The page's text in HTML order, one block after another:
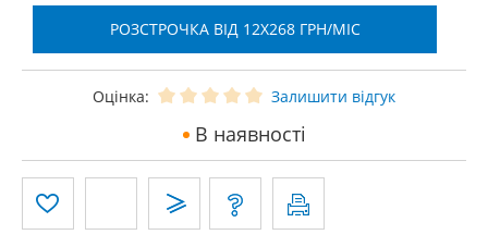
РОЗСТРОЧКА ВІД 12X268 ГРН/МІС
Оцінка: Залишити відгук
В наявності